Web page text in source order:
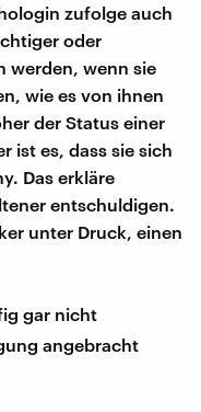
zufolge auch
oder
werden, wenn sie
wie es von ihnen
der Status einer
ist es, dass sie sich
Das erkläre
entschuldigen.
unter Druck, einen
gar nicht
angebracht